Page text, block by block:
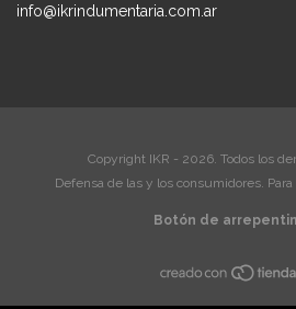
info@ikrindumentaria.com.ar
Copyright IKR - 2026. Todos los
Defensa de las y los consumidores.
Botón de